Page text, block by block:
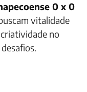
0 x 0
vitalidade
no